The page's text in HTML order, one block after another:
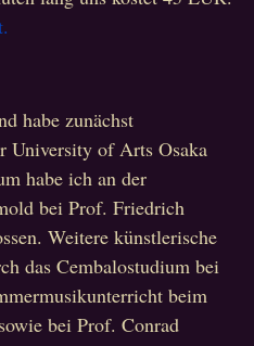
habe zunächst
University of Arts Osaka
habe ich an der
bei Prof. Friedrich
Weitere künstlerische
das Cembalostudium bei
beim
bei Prof. Conrad